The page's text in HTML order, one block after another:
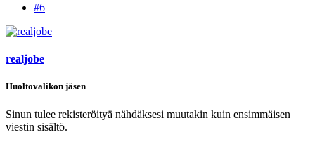
#6
realjobe
Huoltovalikon jäsen
Sinun tulee rekisteröityä nähdäksesi muutakin kuin ensimmäisen
viestin sisältö.